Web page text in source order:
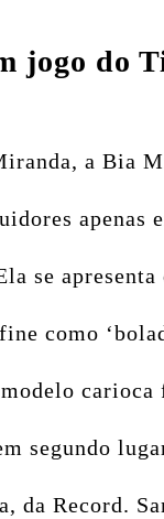
jogo do
a Bia
apenas
se
como
carioca
segundo
da Record.